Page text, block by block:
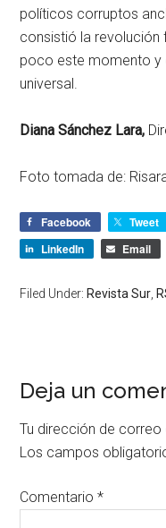
políticos corruptos
consistió la revolución
poco este momento y
universal.
Diana Sánchez Lara,
Foto tomada de:
Facebook Tweet
LinkedIn
Email
Filed Under: Revista Sur
Deja un
Tu dirección de correo
Los campos
Comentario*